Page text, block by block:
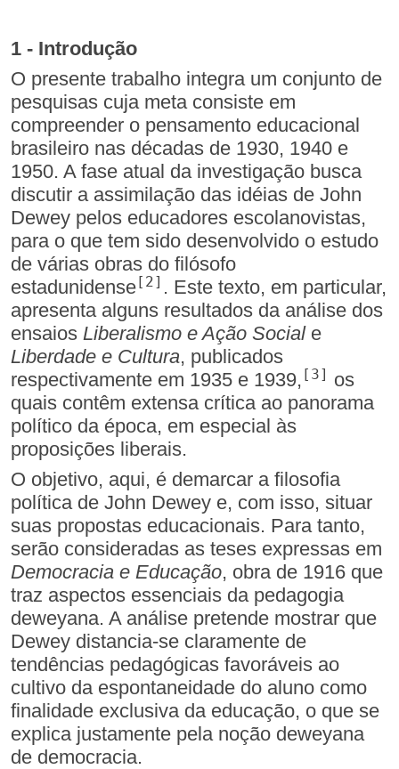
1 - Introdução
O presente trabalho integra um conjunto de
pesquisas cuja meta consiste em
compreender o pensamento educacional
brasileiro nas décadas de 1930, 1940 e
1950. A fase atual da investigação busca
discutir a assimilação das idéias de John
Dewey pelos educadores escolanovistas,
para o que tem sido desenvolvido o estudo
de várias obras do filósofo
estadunidense[2] . Este texto, em particular,
apresenta alguns resultados da análise dos
ensaios Liberalismo e Ação Sociale
Liberdade e Cultura, publicados
respectivamente em 1935 e 1939, [3] os
quais contêm extensa crítica ao panorama
político da época, em especial às
proposições liberais.
O objetivo, aqui, é demarcar a filosofia
política de John Dewey e, com isso, situar
suas propostas educacionais. Para tanto,
serão consideradas as teses expressas em
Democracia e Educação, obra de 1916 que
traz aspectos essenciais da pedagogia
deweyana. A análise pretende mostrar que
Dewey distancia-se claramente de
tendências pedagógicas favoráveis ao
cultivo da espontaneidade do aluno como
finalidade exclusiva da educação, o que se
explica justamente pela noção deweyana
de democracia.